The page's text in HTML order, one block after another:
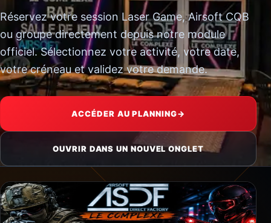
Réservez votre session Laser Game, Airsoft CQB
ou groupe directement depuis notre module
officiel. Sélectionnez votre activité, votre date,
votre créneau et validez votre demande.
ACCÉDER AU PLANNING→
OUVRIR DANS UN NOUVEL ONGLET